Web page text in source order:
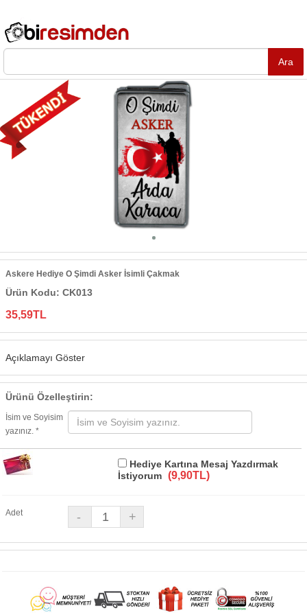
Askere Hediye O Şimdi Asker İsimli Çakmak
Ürün Kodu: CK013
35,59TL
Açıklamayı Göster
Ürünü Özelleştirin:
İsim ve Soyisim
yazınız. *
Hediye Kartına Mesaj Yazdırmak
İstiyorum (9,90TL)
Adet